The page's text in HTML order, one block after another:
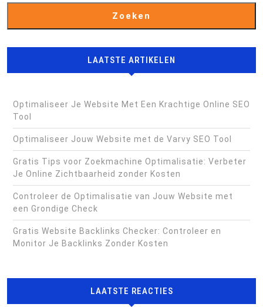
Zoeken
LAATSTE ARTIKELEN
Optimaliseer Je Website Met Een Krachtige Online SEO
Tool
Optimaliseer Jouw Website met de Varvy SEO Tool
Gratis Tips voor Zoekmachine Optimalisatie: Verbeter
Je Online Zichtbaarheid zonder Kosten
Controleer de Optimalisatie van Jouw Website met
een Grondige Check
Gratis Website Backlinks Checker: Controleer en
Monitor Je Backlinks Zonder Kosten
LAATSTE REACTIES